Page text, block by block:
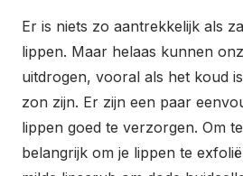
Er is niets zo aantrekkelijk als
lippen. Maar helaas kunnen
uitdrogen, vooral als het koud
zon zijn. Er zijn een paar
lippen goed te verzorgen. Om
belangrijk om je lippen te